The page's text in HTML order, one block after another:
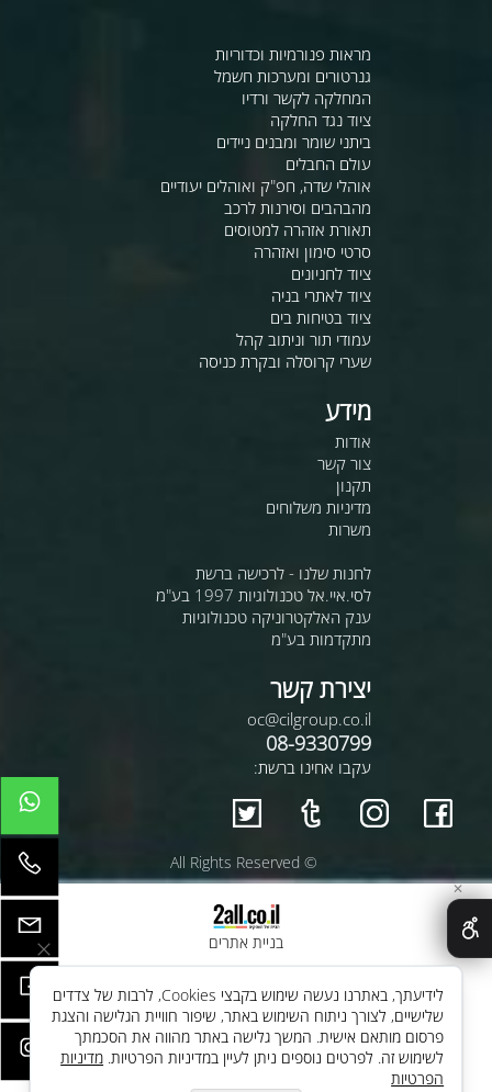
מראות פנורמיות וכדוריות
גנרטורים ומערכות חשמל
המחלקה לקשר ורדיו
ציוד נגד החלקה
ביתני שומר ומבנים ניידים
עולם החבלים
אוהלי שדה, חפ"ק ואוהלים יעודיים
מהבהבים וסירנות לרכב
תאורת אזהרה למטוסים
סרטי סימון ואזהרה
ציוד לחניונים
ציוד לאתרי בניה
ציוד בטיחות בים
עמודי תור וניתוב קהל
שערי קרוסלה ובקרת כניסה
מידע
אודות
צור קשר
תקנון
מדיניות משלוחים
משרות
לחנות שלנו - לרכישה ברשת
לסי.איי.אל טכנולוגיות 1997 בע"מ
ענק האלקטרוניקה טכנולוגיות
מתקדמות בע"מ
יצירת קשר
oc@cilgroup.co.il
08-9330799
עקבו אחינו ברשת:
© All Rights Reserved
בניית אתרים
✕
לידיעתך, באתרנו נעשה שימוש בקבצי Cookies, לרבות של צדדים
שלישיים, לצורך ניתוח השימוש באתר, שיפור חוויית הגלישה והצגת
פרסום מותאם אישית. המשך גלישה באתר מהווה את הסכמתך
לשימוש זה. לפרטים נוספים ניתן לעיין במדיניות הפרטיות. מדיניות
הפרטיות